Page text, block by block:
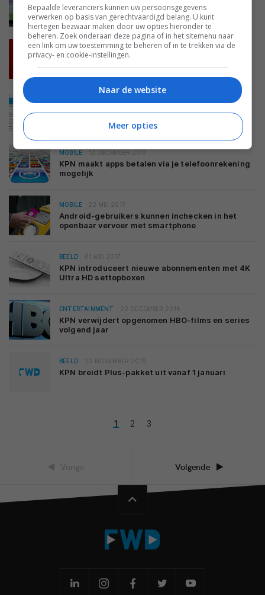
Onze ervaring: Onder de indruk van het WK
voetbal in 4K UHD en HDR (HLG)
BEELD 31 MEI 2018
Zo kijk je het WK Voetbal 2018 in 4K Ultra HD en
HDR
KPN vernieuwt design Interactieve TV-app en
voegt functies toe
MOBILE 12 DECEMBER 2017
KPN maakt apps betalen via je telefoonrekening
mogelijk
MOBILE 22 MEI 2017
Android-gebruikers kunnen inchecken in het
openbaar vervoer met smartphone
BEELD 01 MEI 2017
KPN introduceert nieuwe abonnementen met 4K
Ultra HD settopboxen
ENTERTAINMENT 22 DECEMBER 2016
KPN verwijdert opgenomen HBO-films en series
volgend jaar
BEELD 22 NOVEMBER 2016
KPN breidt Plus-pakket uit vanaf 1 januari
1 2 3
Volgende
Bepaalde leveranciers kunnen uw persoonsgegevens
verwerken op basis van gerechtvaardigd belang. U kunt
hiertegen bezwaar maken door uw opties hieronder te
beheren. Zoek onderaan deze pagina of in het sitemenu naar
een link om uw toestemming te beheren of in te trekken via de
privacy- en cookie-instellingen.
Naar de website
Meer opties